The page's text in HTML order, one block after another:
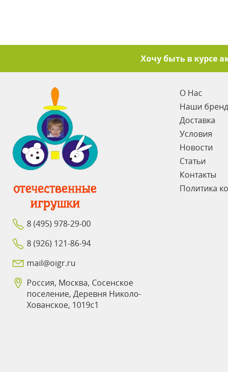
Хочу быть в курсе
8 (495) 978-29-00
8 (926) 121-86-94
mail@oigr.ru
Россия, Москва, Сосенское
поселение, Деревня Николо-
Хованское, 1019с1
О Нас
Наши
Доставка
Условия
Новости
Статьи
Контакты
Политика